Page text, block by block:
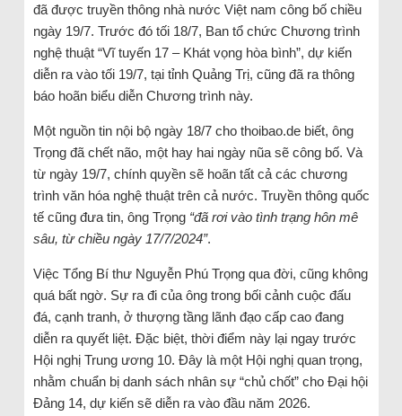
đã được truyền thông nhà nước Việt nam công bố chiều
ngày 19/7. Trước đó tối 18/7, Ban tổ chức Chương trình
nghệ thuật “Vĩ tuyến 17 – Khát vọng hòa bình”, dự kiến
diễn ra vào tối 19/7, tại tỉnh Quảng Trị, cũng đã ra thông
báo hoãn biểu diễn Chương trình này.
Một nguồn tin nội bộ ngày 18/7 cho thoibao.de biết, ông
Trọng đã chết não, một hay hai ngày nũa sẽ công bố. Và
từ ngày 19/7, chính quyền sẽ hoãn tất cả các chương
trình văn hóa nghệ thuật trên cả nước. Truyền thông quốc
tế cũng đưa tin, ông Trọng “đã rơi vào tình trạng hôn mê
sâu, từ chiều ngày 17/7/2024”.
Việc Tổng Bí thư Nguyễn Phú Trọng qua đời, cũng không
quá bất ngờ. Sự ra đi của ông trong bối cảnh cuộc đấu
đá, cạnh tranh, ở thượng tầng lãnh đạo cấp cao đang
diễn ra quyết liệt. Đặc biệt, thời điểm này lại ngay trước
Hội nghị Trung ương 10. Đây là một Hội nghị quan trọng,
nhằm chuẩn bị danh sách nhân sự “chủ chốt” cho Đại hội
Đảng 14, dự kiến sẽ diễn ra vào đầu năm 2026.